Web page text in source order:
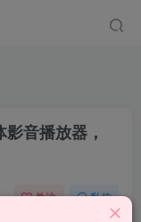
音播放器，
关注 私信